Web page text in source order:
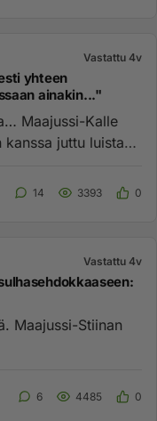
Vastattu 4v
yhteen
ainakin..."
Maajussi-Kalle
juttu luistaa
14 3393 0
Vastattu 4v
Maajussi-Stiinan
6 4485 0